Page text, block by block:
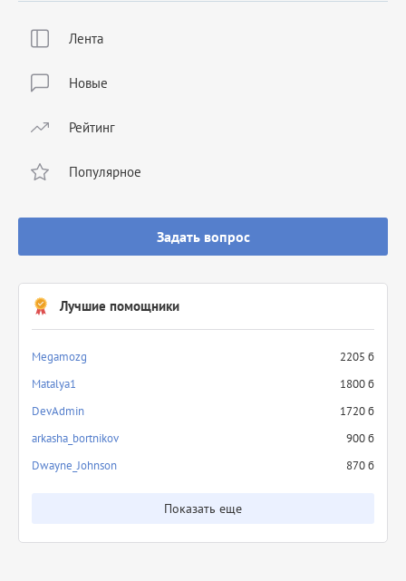
Лента
Новые
Рейтинг
Популярное
Задать вопрос
Лучшие помощники
Megamozg
2205 б
Matalya1
1800 б
DevAdmin
1720 б
arkasha_bortnikov
900 б
Dwayne_Johnson
870 б
Показать еще